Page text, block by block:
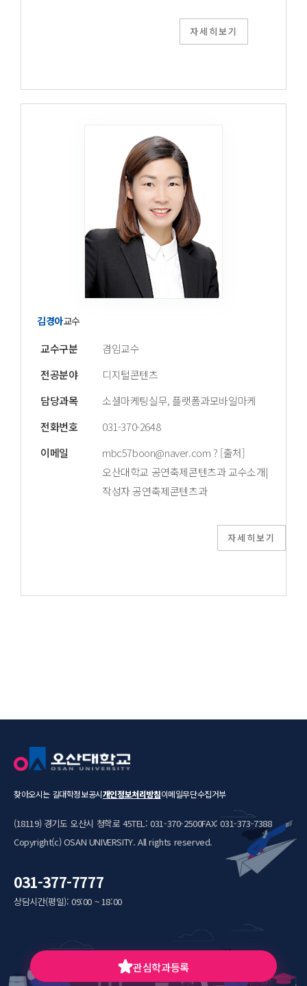
자세히보기
김경아교수
교수구분
겸임교수
전공분야
디지털콘텐츠
담당과목
소셜마케팅실무, 플랫폼과모바일마케
전화번호
031-370-2648
이메일
mbc57boon@naver.com ? [출처]
오산대학교 공연축제콘텐츠과 교수소개|
작성자 공연축제콘텐츠과
자세히보기
관심학과등록
찾아오시는 길대학정보공시개인정보처리방침이메일무단수집거부
(18119) 경기도 오산시 청학로 45TEL: 031-370-2500FAX: 031-373-7388
Copyright(c) OSAN UNIVERSITY. All rights reserved.
031-377-7777
상담시간(평일): 09:00 ~ 18:00